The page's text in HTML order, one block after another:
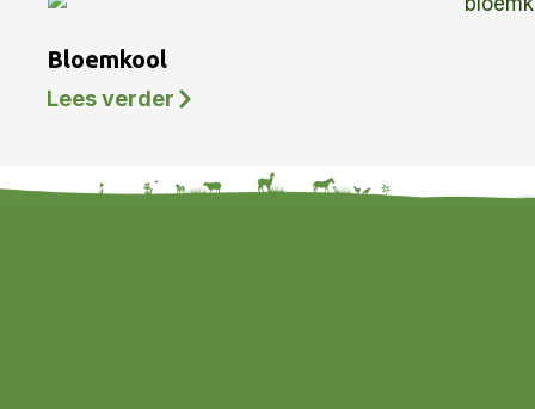
Bloemkool
Lees verder